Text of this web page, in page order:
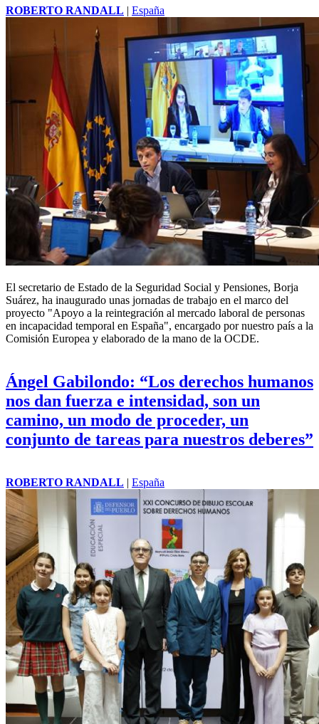
ROBERTO RANDALL España
El secretario de Estado de la Seguridad Social y Pensiones, Borja
Suárez, ha inaugurado unas jornadas de trabajo en el marco del
proyecto "Apoyo a la reintegración al mercado laboral de personas
en incapacidad temporal en España", encargado por nuestro país a la
Comisión Europea y elaborado de la mano de la OCDE.
Ángel Gabilondo: “Los derechos humanos
nos dan fuerza e intensidad, son un
camino, un modo de proceder, un
conjunto de tareas para nuestros deberes”
ROBERTO RANDALL | España